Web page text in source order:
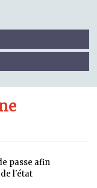
passe afin
l'état